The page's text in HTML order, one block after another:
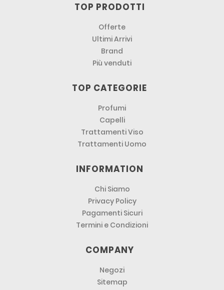
TOP PRODOTTI
Offerte
Ultimi Arrivi
Brand
Più venduti
TOP CATEGORIE
Profumi
Capelli
Trattamenti Viso
Trattamenti Uomo
INFORMATION
Chi Siamo
Privacy Policy
Pagamenti Sicuri
Termini e Condizioni
COMPANY
Negozi
Sitemap